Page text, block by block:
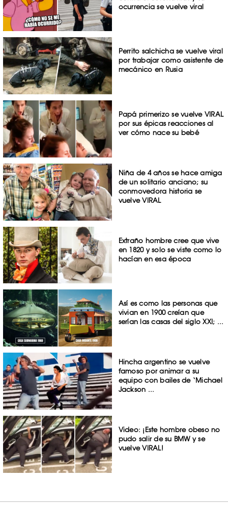
ocurrencia se vuelve viral
Perrito salchicha se vuelve viral
por trabajar como asistente de
mecánico en Rusia
Papá primerizo se vuelve VIRAL
por sus épicas reacciones al
ver cómo nace su bebé
Niña de 4 años se hace amiga
de un solitario anciano; su
conmovedora historia se
vuelve VIRAL
Extraño hombre cree que vive
en 1820 y solo se viste como lo
hacían en esa época
Así es como las personas que
vivian en 1900 creían que
serían las casas del siglo XXI; ...
Hincha argentino se vuelve
famoso por animar a su
equipo con bailes de ‘Michael
Jackson ...
Video: ¡Este hombre obeso no
pudo salir de su BMW y se
vuelve VIRAL!